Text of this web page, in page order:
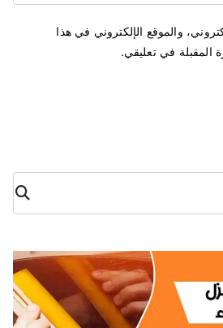
والموقع الإلكتروني في هذا
المقبلة في تعليقي.
البح
ث